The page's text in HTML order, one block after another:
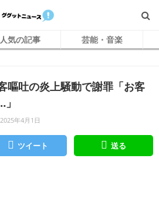
人気の記事 芸能・音楽
嘔吐の炎上騒動で謝罪「お客
年4月1日
ツイート 送る